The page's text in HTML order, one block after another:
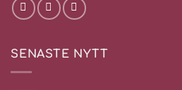
SENASTE NYTT